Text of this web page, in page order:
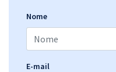
Nome
E-mail